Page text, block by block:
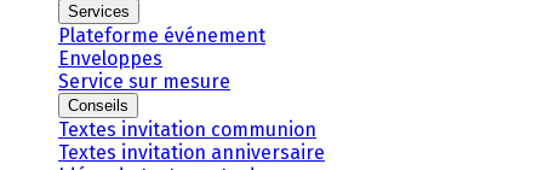
Services
Plateforme événement
Enveloppes
Service sur mesure
Conseils
Textes invitation communion
Textes invitation anniversaire